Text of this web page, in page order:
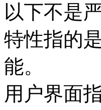
以下不是
特性指的
能。
用户界面